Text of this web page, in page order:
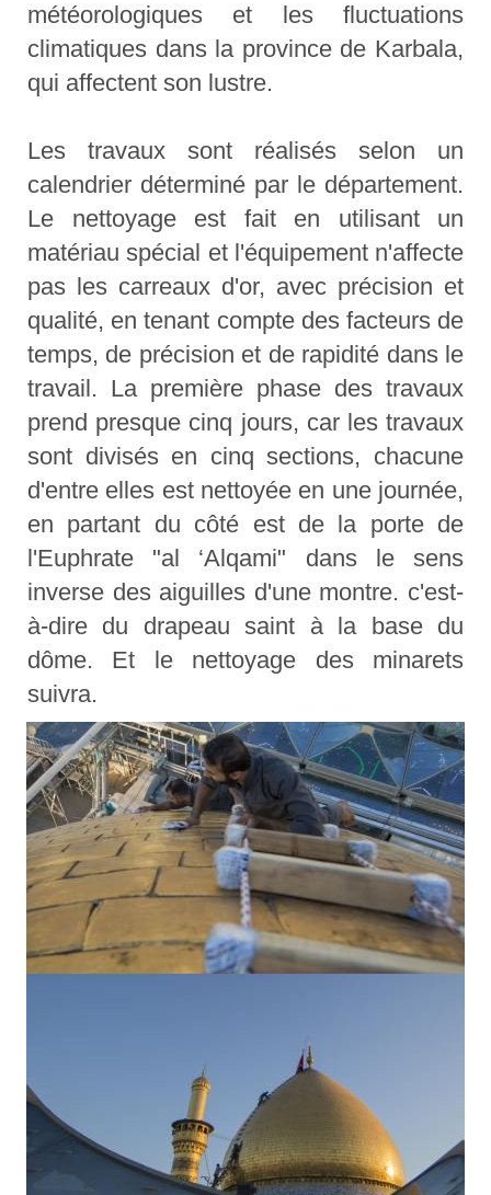
météorologiques et les fluctuations
climatiques dans la province de Karbala,
qui affectent son lustre.
Les travaux sont réalisés selon un
calendrier déterminé par le département.
Le nettoyage est fait en utilisant un
matériau spécial et l'équipement n'affecte
pas les carreaux d'or, avec précision et
qualité, en tenant compte des facteurs de
temps, de précision et de rapidité dans le
travail. La première phase des travaux
prend presque cinq jours, car les travaux
sont divisés en cinq sections, chacune
d'entre elles est nettoyée en une journée,
en partant du côté est de la porte de
l'Euphrate "al ‘Alqami" dans le sens
inverse des aiguilles d'une montre. c'est-
à-dire du drapeau saint à la base du
dôme. Et le nettoyage des minarets
suivra.